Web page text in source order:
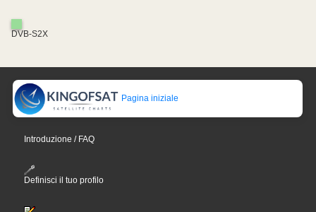
DVB-S2X
Pagina iniziale
Introduzione / FAQ
Definisci il tuo profilo